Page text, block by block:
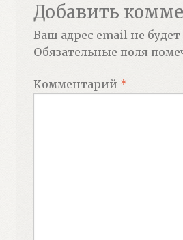
Добавить
Ваш адрес email не
Обязательные поля
Комментарий *